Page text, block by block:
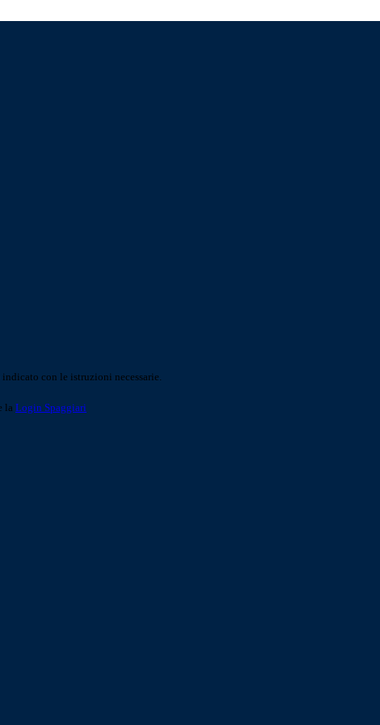
con le istruzioni necessarie.
la Login Spaggiari